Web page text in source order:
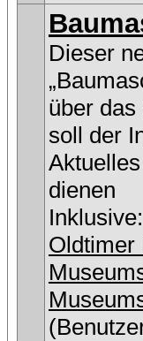
Dieser
über
soll der
dienen
Inklusive:
Oldtimer